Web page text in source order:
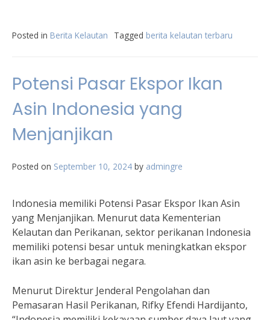
Posted in Berita Kelautan Tagged berita kelautan terbaru
Potensi Pasar Ekspor Ikan
Asin Indonesia yang
Menjanjikan
Posted on September 10, 2024 by admingre
Indonesia memiliki Potensi Pasar Ekspor Ikan Asin
yang Menjanjikan. Menurut data Kementerian
Kelautan dan Perikanan, sektor perikanan Indonesia
memiliki potensi besar untuk meningkatkan ekspor
ikan asin ke berbagai negara.
Menurut Direktur Jenderal Pengolahan dan
Pemasaran Hasil Perikanan, Rifky Efendi Hardijanto,